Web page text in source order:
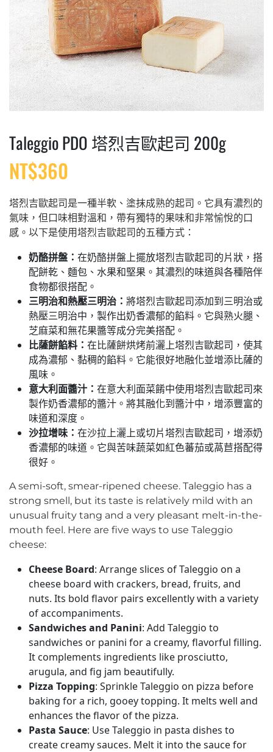
Taleggio PDO 塔烈吉歐起司 200g
NT$360
塔烈吉歐起司是一種半軟、塗抹成熟的起司。它具有濃烈的
氣味，但口味相對溫和，帶有獨特的果味和非常愉悅的口
感。以下是使用塔烈吉歐起司的五種方式：
奶酪拼盤： 在奶酪拼盤上擺放塔烈吉歐起司的片狀，搭
配餅乾、麵包、水果和堅果。其濃烈的味道與各種陪伴
食物都很搭配。
三明治和熱壓三明治： 將塔烈吉歐起司添加到三明治或
熱壓三明治中，製作出奶香濃郁的餡料。它與熟火腿、
芝麻菜和無花果醬等成分完美搭配。
比薩餅餡料： 在比薩餅烘烤前灑上塔烈吉歐起司，使其
成為濃郁、黏稠的餡料。它能很好地融化並增添比薩的
風味。
意大利面醬汁： 在意大利面菜餚中使用塔烈吉歐起司來
製作奶香濃郁的醬汁。將其融化到醬汁中，增添豐富的
味道和深度。
沙拉增味： 在沙拉上灑上或切片塔烈吉歐起司，增添奶
香濃郁的味道。它與苦味蔬菜如紅色蕃茄或萵苣搭配得
很好。
A semi-soft, smear-ripened cheese. Taleggio has a
strong smell, but its taste is relatively mild with an
unusual fruity tang and a very pleasant melt-in-the-
mouth feel. Here are five ways to use Taleggio
cheese:
Cheese Board: Arrange slices of Taleggio on a
cheese board with crackers, bread, fruits, and
nuts. Its bold flavor pairs excellently with a variety
of accompaniments.
Sandwiches and Panini: Add Taleggio to
sandwiches or panini for a creamy, flavorful filling.
It complements ingredients like prosciutto,
arugula, and fig jam beautifully.
Pizza Topping: Sprinkle Taleggio on pizza before
baking for a rich, gooey topping. It melts well and
enhances the flavor of the pizza.
Pasta Sauce: Use Taleggio in pasta dishes to
create creamy sauces. Melt it into the sauce for